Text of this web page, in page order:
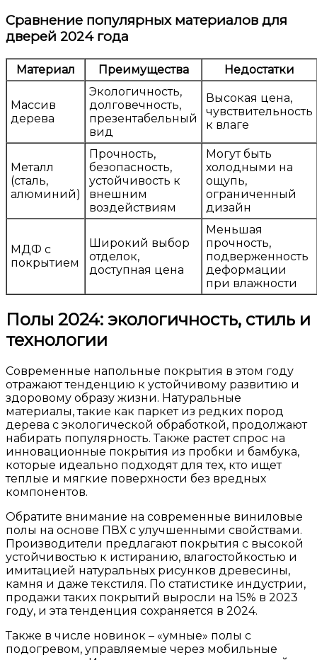
Сравнение популярных материалов для
дверей 2024 года
Материал Преимущества Недостатки
Массив
дерева
Экологичность,
долговечность,
презентабельный
вид
Высокая цена,
чувствительность
к влаге
Металл
(сталь,
алюминий)
Прочность,
безопасность,
устойчивость к
внешним
воздействиям
Могут быть
холодными на
ощупь,
ограниченный
дизайн
МДФ с
покрытием
Широкий выбор
отделок,
доступная цена
Меньшая
прочность,
подверженность
деформации
при влажности
Полы 2024: экологичность, стиль и
технологии
Современные напольные покрытия в этом году
отражают тенденцию к устойчивому развитию и
здоровому образу жизни. Натуральные
материалы, такие как паркет из редких пород
дерева с экологической обработкой, продолжают
набирать популярность. Также растет спрос на
инновационные покрытия из пробки и бамбука,
которые идеально подходят для тех, кто ищет
теплые и мягкие поверхности без вредных
компонентов.
Обратите внимание на современные виниловые
полы на основе ПВХ с улучшенными свойствами.
Производители предлагают покрытия с высокой
устойчивостью к истиранию, влагостойкостью и
имитацией натуральных рисунков древесины,
камня и даже текстиля. По статистике индустрии,
продажи таких покрытий выросли на 15% в 2023
году, и эта тенденция сохраняется в 2024.
Также в числе новинок – «умные» полы с
подогревом, управляемые через мобильные